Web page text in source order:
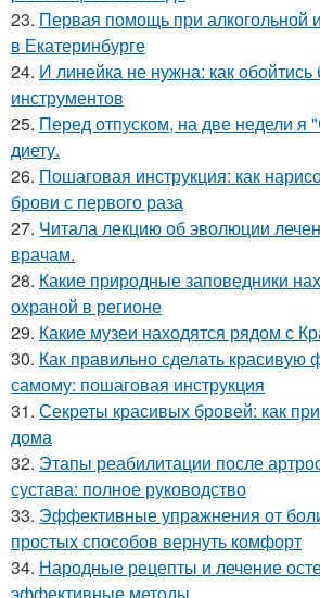
23. Первая помощь при алкогольной
в Екатеринбурге
24. И линейка не нужна: как
инструментов
25. Перед отпуском, на две недели я
диету.
26. Пошаговая инструкция: как
брови с первого раза
27. Читала лекцию об эволюции
врачам.
28. Какие природные заповедники
охраной в регионе
29. Какие музеи находятся рядом с
30. Как правильно сделать красивую
самому: пошаговая инструкция
31. Секреты красивых бровей: как
дома
32. Этапы реабилитации после
сустава: полное руководство
33. Эффективные упражнения от
простых способов вернуть комфорт
34. Народные рецепты и лечение